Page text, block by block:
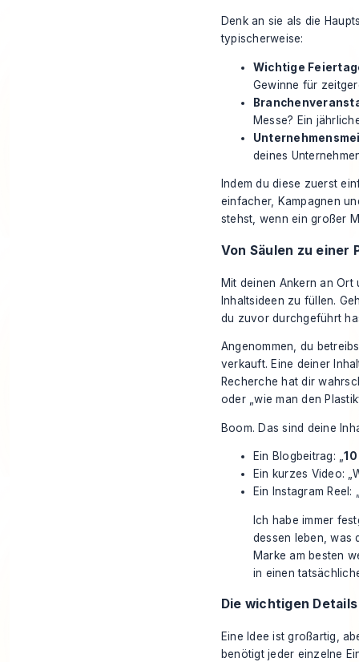
Denk an sie als die
typischerweise:
Wichtige
Gewinne für
Messe? Ein
deines
Indem du diese zuerst
einfacher, Kampagnen
stehst, wenn ein großer
Von Säulen zu einer
Mit deinen Ankern an Ort
Inhaltsideen zu füllen.
du zuvor durchgeführt
Angenommen, du
verkauft. Eine deiner
Recherche hat dir
oder „wie man den
Boom. Das sind deine
Ein Blogbeitrag: „10
Ein kurzes Video:
Ein Instagram
Ich habe immer
dessen leben, was
Marke am besten
in einen
Die wichtigen
Eine Idee ist großartig,
benötigt jeder einzelne